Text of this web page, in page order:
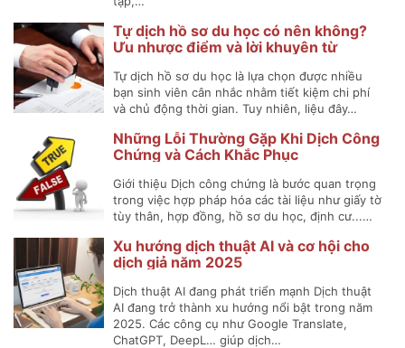
Tự dịch hồ sơ du học có nên không?
Ưu nhược điểm và lời khuyên từ
Tự dịch hồ sơ du học là lựa chọn được nhiều
bạn sinh viên cân nhắc nhằm tiết kiệm chi phí
và chủ động thời gian. Tuy nhiên, liệu đây…
Những Lỗi Thường Gặp Khi Dịch Công
Chứng và Cách Khắc Phục
Giới thiệu Dịch công chứng là bước quan trọng
trong việc hợp pháp hóa các tài liệu như giấy tờ
tùy thân, hợp đồng, hồ sơ du học, định cư...…
Xu hướng dịch thuật AI và cơ hội cho
dịch giả năm 2025
Dịch thuật AI đang phát triển mạnh Dịch thuật
AI đang trở thành xu hướng nổi bật trong năm
2025. Các công cụ như Google Translate,
ChatGPT, DeepL… giúp dịch…